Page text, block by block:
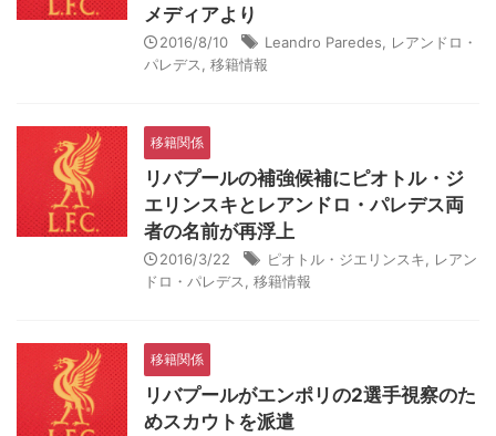
メディアより
2016/8/10 Leandro Paredes
レアンドロ・
パレデス
移籍情報
移籍関係
リバプールの補強候補にピオトル・ジ
エリンスキとレアンドロ・パレデス両
者の名前が再浮上
2016/3/22 ピオトル・ジエリンスキ
レアン
ドロ・パレデス
移籍情報
移籍関係
リバプールがエンポリの2選手視察のた
めスカウトを派遣